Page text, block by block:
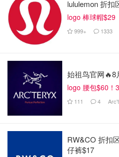
lululemon 折扣
logo 棒球帽$29
999+ 1333
始祖鸟官网🔥8
logo 腰包$60！
111 4
RW&CO 折扣
仔裤$17